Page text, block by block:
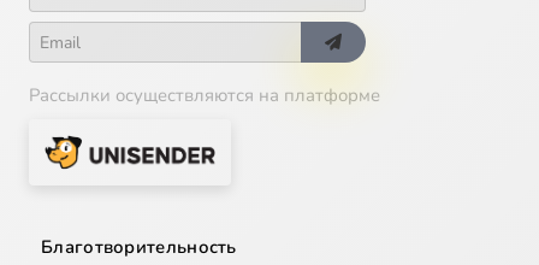
Рассылки осуществляются на платформе
Благотворительность